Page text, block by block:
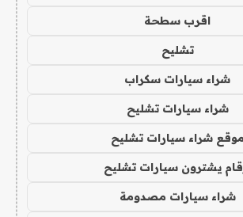
اقرب سطحة
تشليح
شراء سيارات سكراب
شراء سيارات تشليح
موقع شراء سيارات تشليح
يشترون سيارات تشليح
شراء سيارات مصدومة